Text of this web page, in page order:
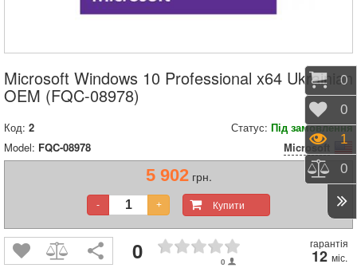
Microsoft Windows 10 Professional x64 Ukrainian
OEM (FQC-08978)
Код: 2 Статус: Під замовлення
Model: FQC-08978 Microsoft
5 902грн.
Купити
- +
0 0
гарантія
12 міс.
0
0
1
0